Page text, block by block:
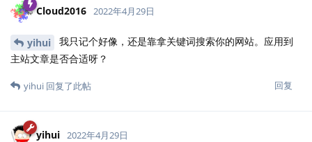
Cloud2016 2022年4月29日
yihui
我只记个好像，还是靠拿关键词搜索你的网站。应用到
主站文章是否合适呀？
回复
yihui 回复了此帖
yihui 2022年4月29日